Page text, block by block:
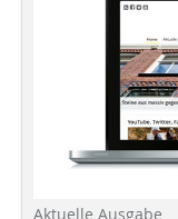
Aktuelle Ausgabe